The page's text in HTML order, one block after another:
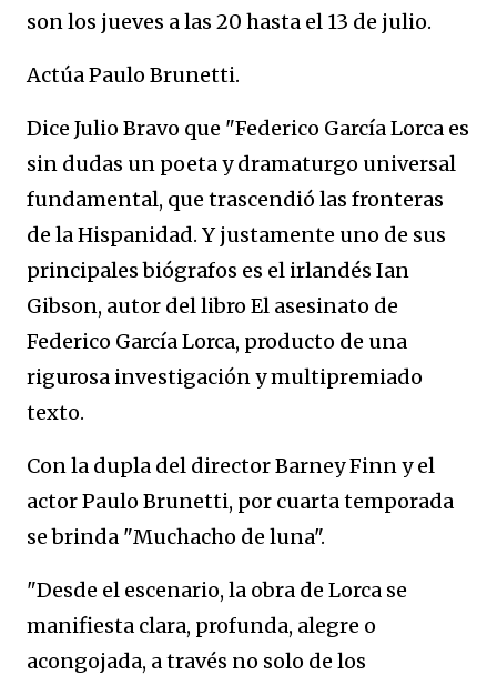
son los jueves a las 20 hasta el 13 de julio.
Actúa Paulo Brunetti.
Dice Julio Bravo que "Federico García Lorca es
sin dudas un poeta y dramaturgo universal
fundamental, que trascendió las fronteras
de la Hispanidad. Y justamente uno de sus
principales biógrafos es el irlandés Ian
Gibson, autor del libro El asesinato de
Federico García Lorca, producto de una
rigurosa investigación y multipremiado
texto.
Con la dupla del director Barney Finn y el
actor Paulo Brunetti, por cuarta temporada
se brinda "Muchacho de luna".
"Desde el escenario, la obra de Lorca se
manifiesta clara, profunda, alegre o
acongojada, a través no solo de los